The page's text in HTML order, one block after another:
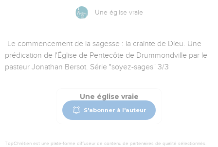
Une église vraie
Le commencement de la sagesse : la crainte de Dieu. Une
prédication de l'Église de Pentecôte de Drummondville par le
pasteur Jonathan Bersot. Série "soyez-sages" 3/3
Une église vraie
S'abonner à l'auteur
TopChrétien est une plate-forme diffuseur de contenu de partenaires de qualité sélectionnés.